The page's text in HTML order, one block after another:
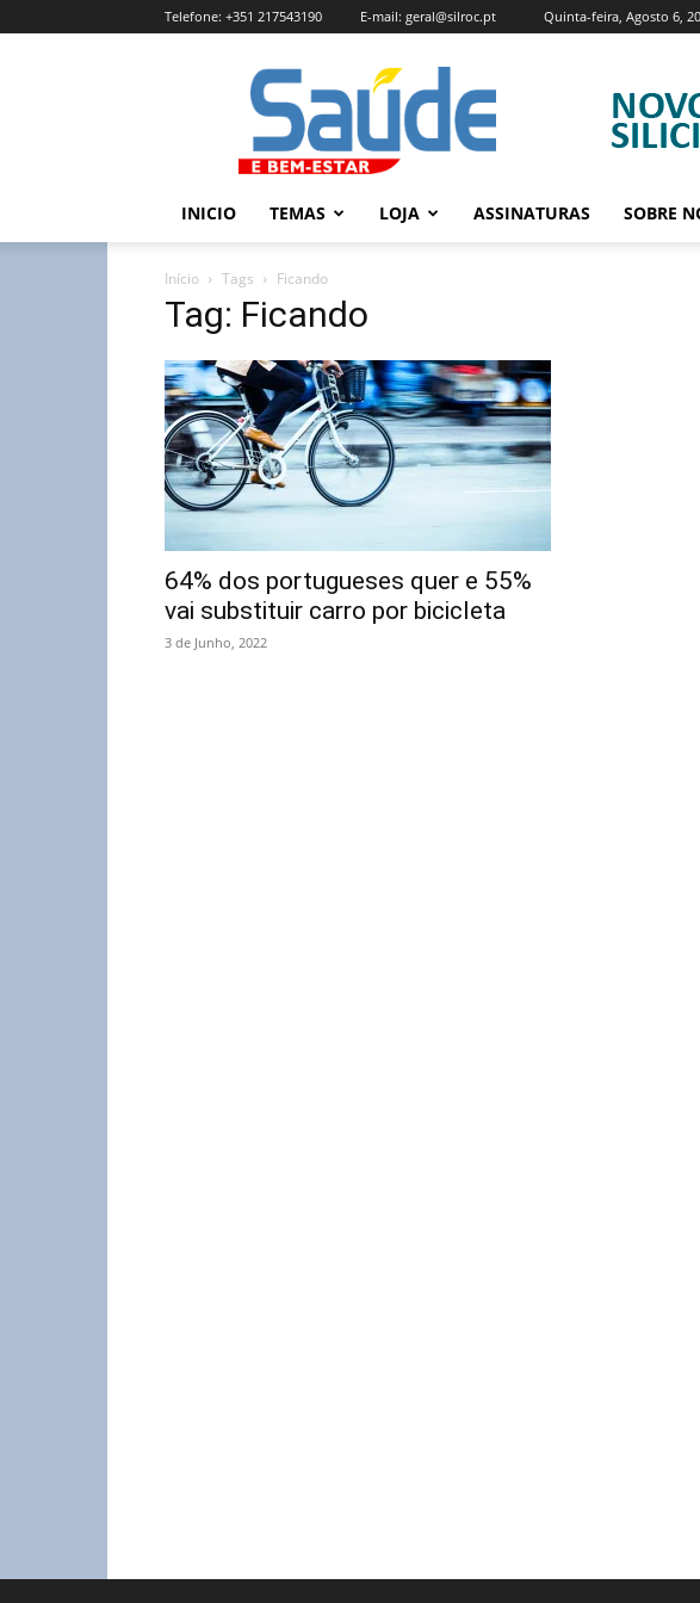
Quinta-feira, Agosto 6,
Telefone: +351 217543190 E-mail: geral@silroc.pt
Revista
Saúde
e
Bem
Estar
Edição
INICIO TEMAS LOJA ASSINATURAS SOBRE
Início Tags Ficando
Tag: Ficando
64% dos portugueses quer e 55%
vai substituir carro por bicicleta
3 de Junho, 2022